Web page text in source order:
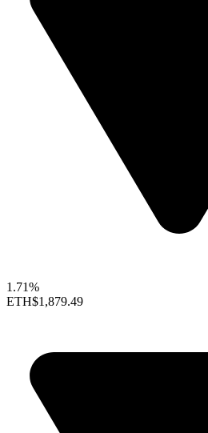
1.71%
ETH$1,879.49